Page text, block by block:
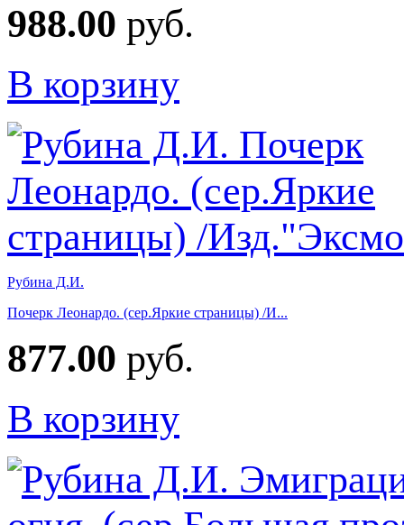
988.00 руб.
В корзину
Рубина Д.И.
Почерк Леонардо. (сер.Яркие страницы) /И...
877.00 руб.
В корзину